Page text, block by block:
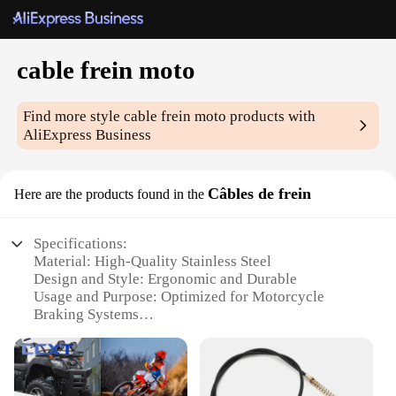
cable frein moto
Find more stylecable frein moto products with
AliExpress Business
Here are the products found in the Câbles de frein
Specifications:
Material: High-Quality Stainless Steel
Design and Style: Ergonomic and Durable
Usage and Purpose: Optimized for Motorcycle
Braking Systems
Efficiency
Shape or Size or Weight or Quantity: Available in
Various Sets and Lengths